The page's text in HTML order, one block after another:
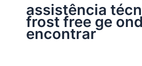
assistência
frost free ge
encontrar